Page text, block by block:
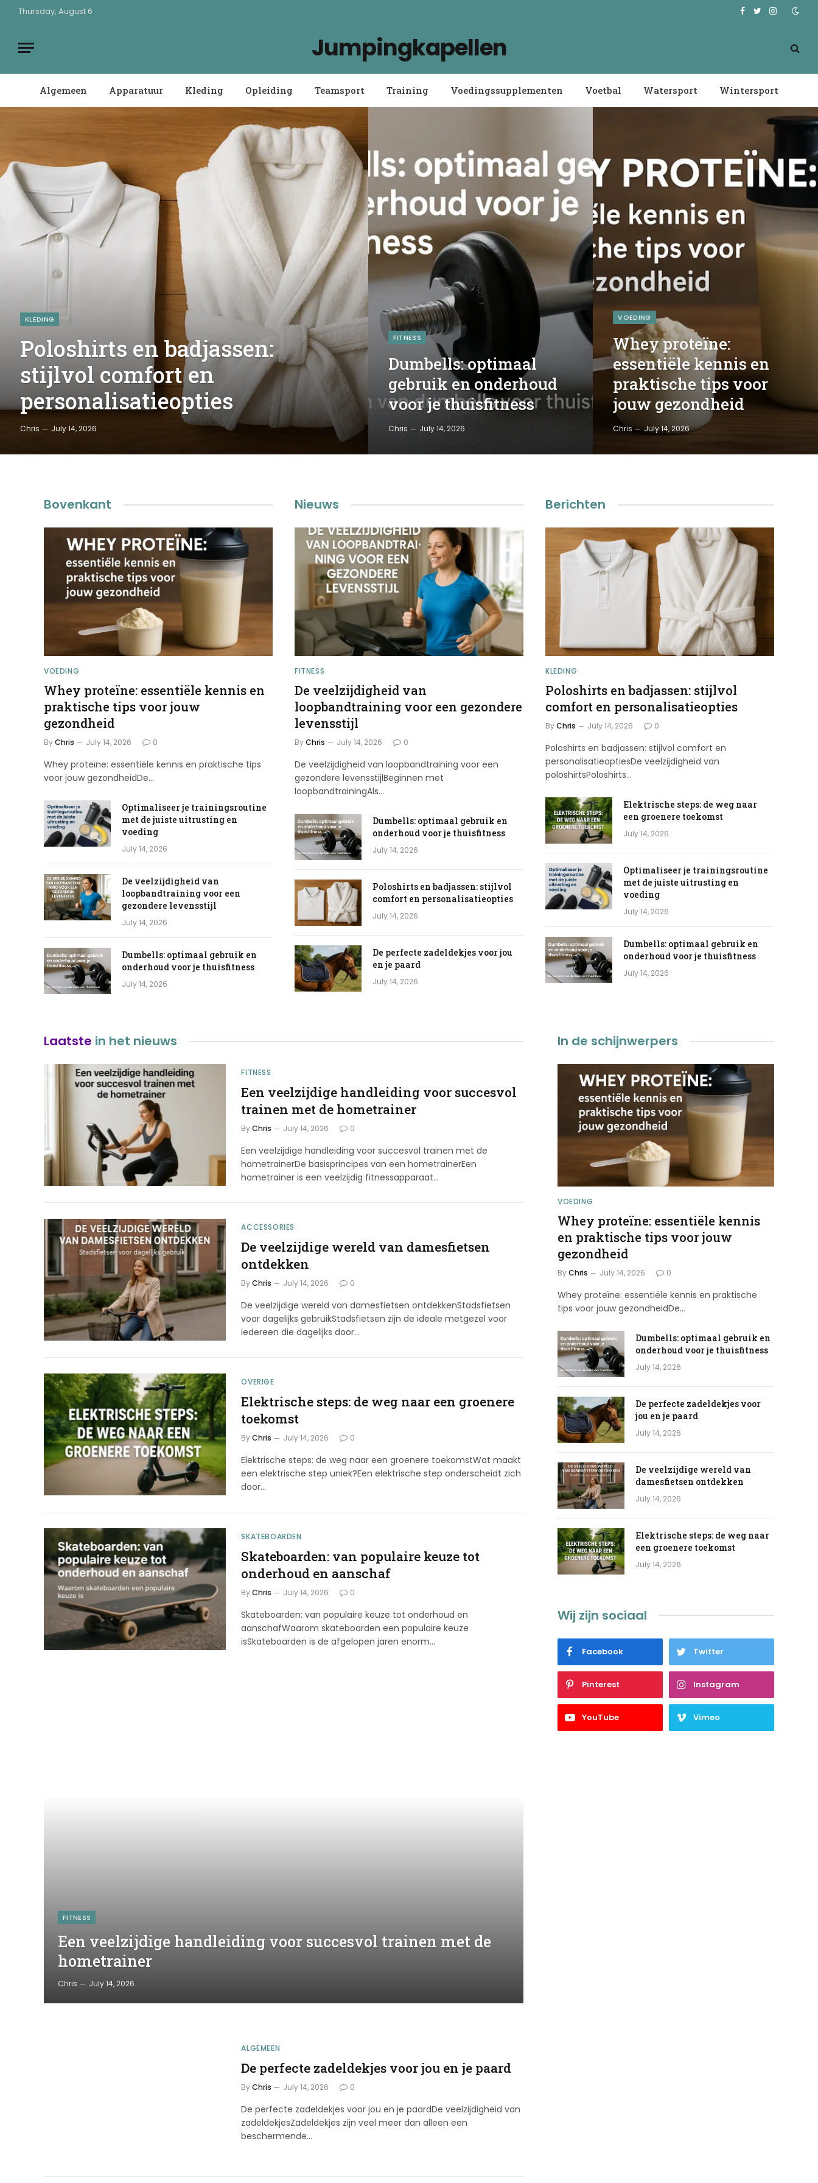
Thursday, August 6 Facebook
TwitterInstagram
Jumpingkapellen
Algemeen Apparatuur Kleding Opleiding Teamsport Training Voedingssupplementen Voetbal Watersport Wintersport
KLEDING
Poloshirts en badjassen:
stijlvol comfort en
personalisatieopties
Chris July 14, 2026
FITNESS
Dumbells: optimaal
gebruik en onderhoud
voor je thuisfitness
Chris July 14, 2026
VOEDING
Whey proteïne:
essentiële kennis en
praktische tips voor
jouw gezondheid
Chris July 14, 2026
Bovenkant
VOEDING
Whey proteïne: essentiële kennis en
praktische tips voor jouw
gezondheid
ByChris July 14, 2026 0
Whey proteïne: essentiële kennis en praktische tips
voor jouw gezondheidDe…
Optimaliseer je trainingsroutine
met de juiste uitrusting en
voeding
July 14, 2026
De veelzijdigheid van
loopbandtraining voor een
gezondere levensstijl
July 14, 2026
Dumbells: optimaal gebruik en
onderhoud voor je thuisfitness
July 14, 2026
Nieuws
FITNESS
De veelzijdigheid van
loopbandtraining voor een gezondere
levensstijl
ByChris July 14, 2026 0
De veelzijdigheid van loopbandtraining voor een
gezondere levensstijlBeginnen met
loopbandtrainingAls…
Dumbells: optimaal gebruik en
onderhoud voor je thuisfitness
July 14, 2026
Poloshirts en badjassen: stijlvol
comfort en personalisatieopties
July 14, 2026
De perfecte zadeldekjes voor jou
en je paard
July 14, 2026
Berichten
KLEDING
Poloshirts en badjassen: stijlvol
comfort en personalisatieopties
ByChris July 14, 2026 0
Poloshirts en badjassen: stijlvol comfort en
personalisatieoptiesDe veelzijdigheid van
poloshirtsPoloshirts…
Elektrische steps: de weg naar
een groenere toekomst
July 14, 2026
Optimaliseer je trainingsroutine
met de juiste uitrusting en
voeding
July 14, 2026
Dumbells: optimaal gebruik en
onderhoud voor je thuisfitness
July 14, 2026
Laatste in het nieuws
FITNESS
Een veelzijdige handleiding voor succesvol
trainen met de hometrainer
By Chris July 14, 2026 0
Een veelzijdige handleiding voor succesvol trainen met de
hometrainerDe basisprincipes van een hometrainerEen
hometrainer is een veelzijdig fitnessapparaat…
ACCESSORIES
De veelzijdige wereld van damesfietsen
ontdekken
By Chris July 14, 2026 0
De veelzijdige wereld van damesfietsen ontdekkenStadsfietsen
voor dagelijks gebruikStadsfietsen zijn de ideale metgezel voor
iedereen die dagelijks door…
OVERIGE
Elektrische steps: de weg naar een groenere
toekomst
By Chris July 14, 2026 0
Elektrische steps: de weg naar een groenere toekomstWat maakt
een elektrische step uniek?Een elektrische step onderscheidt zich
door…
SKATEBOARDEN
Skateboarden: van populaire keuze tot
onderhoud en aanschaf
By Chris July 14, 2026 0
Skateboarden: van populaire keuze tot onderhoud en
aanschafWaarom skateboarden een populaire keuze
isSkateboarden is de afgelopen jaren enorm…
FITNESS
Een veelzijdige handleiding voor succesvol trainen met de
hometrainer
Chris July 14, 2026
ALGEMEEN
De perfecte zadeldekjes voor jou en je paard
By Chris July 14, 2026 0
De perfecte zadeldekjes voor jou en je paardDe veelzijdigheid van
zadeldekjesZadeldekjes zijn veel meer dan alleen een
beschermende…
In de schijnwerpers
VOEDING
Whey proteïne: essentiële kennis
en praktische tips voor jouw
gezondheid
ByChris July 14, 2026 0
Whey proteïne: essentiële kennis en praktische
tips voor jouw gezondheidDe…
Dumbells: optimaal gebruik en
onderhoud voor je thuisfitness
July 14, 2026
De perfecte zadeldekjes voor
jou en je paard
July 14, 2026
De veelzijdige wereld van
damesfietsen ontdekken
July 14, 2026
Elektrische steps: de weg naar
een groenere toekomst
July 14, 2026
Wij zijn sociaal
Facebook Twitter
Pinterest Instagram
YouTube Vimeo